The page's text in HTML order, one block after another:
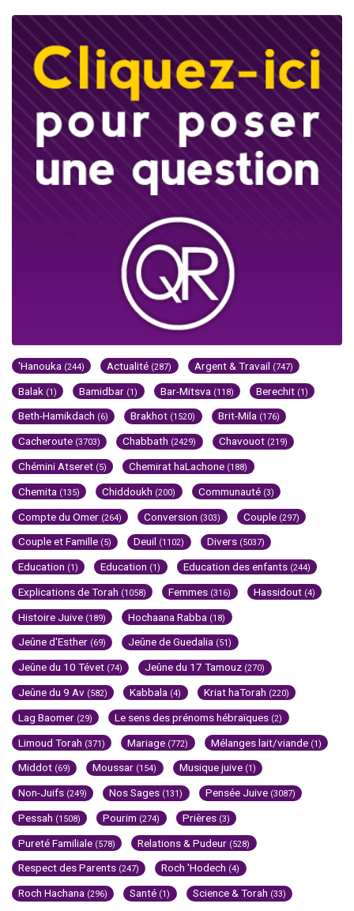
'Hanouka (244) Actualité (287) Argent & Travail (747)
Balak (1) Bamidbar (1) Bar-Mitsva (118) Berechit (1)
Beth-Hamikdach (6) Brakhot (1520) Brit-Mila (176)
Cacheroute (3703) Chabbath (2429) Chavouot (219)
Chémini Atseret (5) Chemirat haLachone (188)
Chemita (135) Chiddoukh (200) Communauté (3)
Compte du Omer (264) Conversion (303) Couple (297)
Couple et Famille (5) Deuil (1102) Divers (5037)
Education (1) Education (1) Education des enfants (244)
Explications de Torah (1058) Femmes (316) Hassidout (4)
Histoire Juive (189) Hochaana Rabba (18)
Jeûne d'Esther (69) Jeûne de Guedalia (51)
Jeûne du 10 Tévet (74) Jeûne du 17 Tamouz (270)
Jeûne du 9 Av (582) Kabbala (4) Kriat haTorah (220)
Lag Baomer (29) Le sens des prénoms hébraïques (2)
Limoud Torah (371) Mariage (772) Mélanges lait/viande (1)
Middot (69) Moussar (154) Musique juive (1)
Non-Juifs (249) Nos Sages (131) Pensée Juive (3087)
Pessah (1508) Pourim (274) Prières (3)
Pureté Familiale (578) Relations & Pudeur (528)
Respect des Parents (247) Roch 'Hodech (4)
Roch Hachana (296) Santé (1) Science & Torah (33)